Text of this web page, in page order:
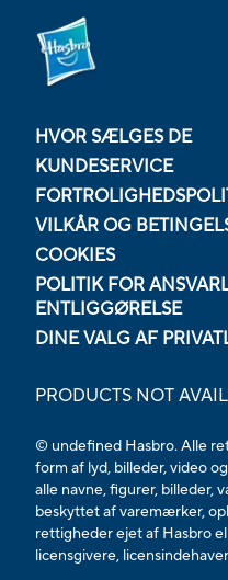
HVOR SÆLGES DE
KUNDESERVICE
VILKÅR OG
COOKIES
POLITIK FOR
ENTLIGGØRELSE
DINE VALG AF
PRODUCTS NOT
© undefined Hasbro. Alle
form af lyd, billeder, video
alle navne, figurer, billeder,
beskyttet af varemærker,
rettigheder ejet af Hasbro
licensgivere,